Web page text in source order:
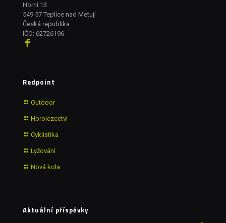
Horní 13
549 57 Teplice nad Metují
Česká republika
IČO: 62726196
Redpoint
Outdoor
Horolezectví
Cyklistika
Lyžování
Nová kola
Aktuální příspěvky